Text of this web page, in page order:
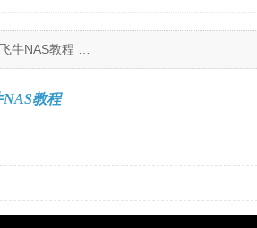
牛NAS教程 …
NAS教程